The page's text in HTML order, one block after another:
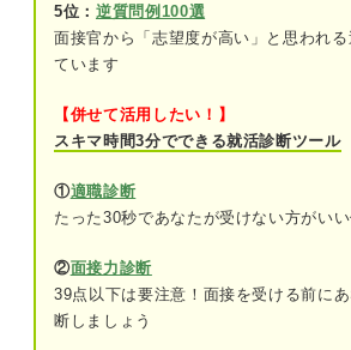
①関連性が強い内容にし
性を持たせる
する
さらにアピール力向上！ 自己
ピールするコツ
5位： 逆質問例100選
面接官から「志望度が高い」と思われ
ています
【併せて活用したい！】
スキマ時間3分でできる就活診断ツール
①適職診断
たった30秒であなたが受けない方がい
②面接力診断
39点以下は要注意！面接を受ける前に
断しましょう